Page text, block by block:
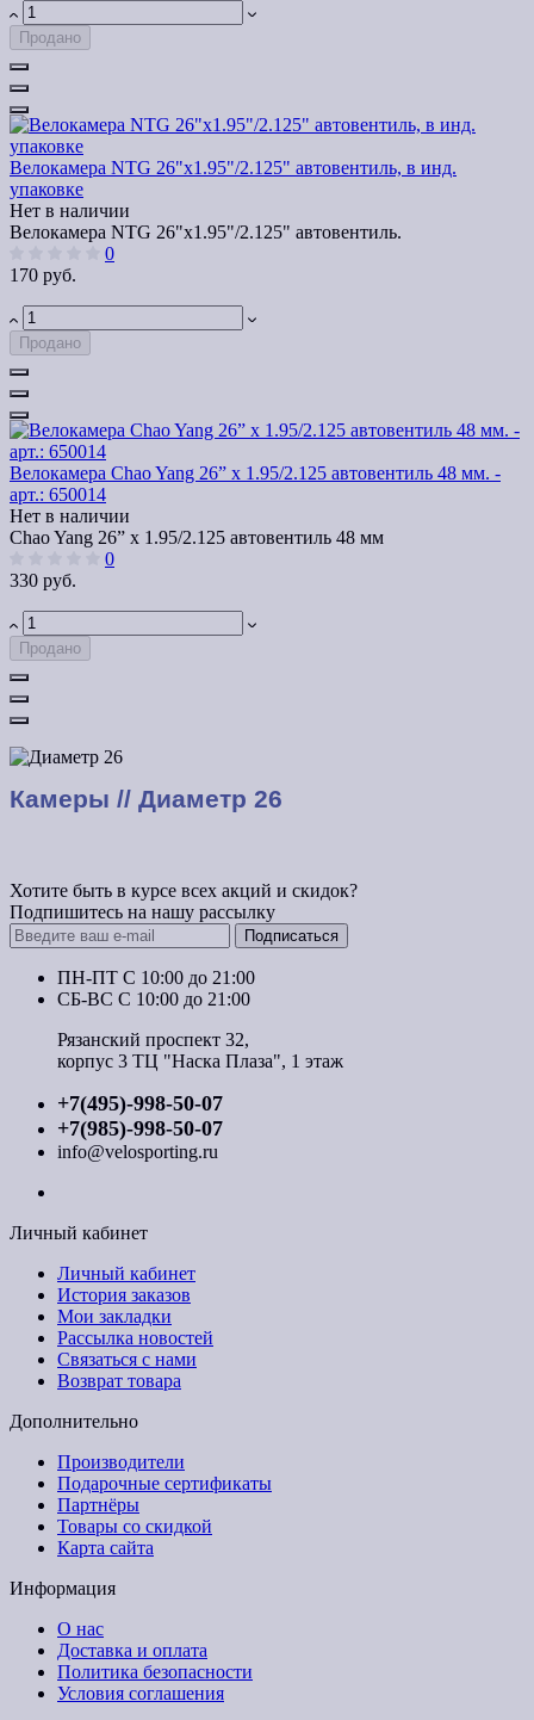
Продано
Велокамера NTG 26"x1.95"/2.125" автовентиль, в инд.
упаковке
Нет в наличии
Велокамера NTG 26"x1.95"/2.125" автовентиль.
0
170 руб.
Продано
Велокамера Chao Yang 26” x 1.95/2.125 автовентиль 48 мм. -
арт.: 650014
Нет в наличии
Chao Yang 26” x 1.95/2.125 автовентиль 48 мм
0
330 руб.
Продано
Камеры // Диаметр 26
Хотите быть в курсе всех акций и скидок?
Подпишитесь на нашу рассылку
Подписаться
ПН-ПТ C 10:00 до 21:00
СБ-ВС С 10:00 до 21:00
Рязанский проспект 32,
корпус 3 ТЦ "Наска Плаза", 1 этаж
+7(495)-998-50-07
+7(985)-998-50-07
info@velosporting.ru
Личный кабинет
Личный кабинет
История заказов
Мои закладки
Рассылка новостей
Связаться с нами
Возврат товара
Дополнительно
Производители
Подарочные сертификаты
Партнёры
Товары со скидкой
Карта сайта
Информация
О нас
Доставка и оплата
Политика безопасности
Условия соглашения